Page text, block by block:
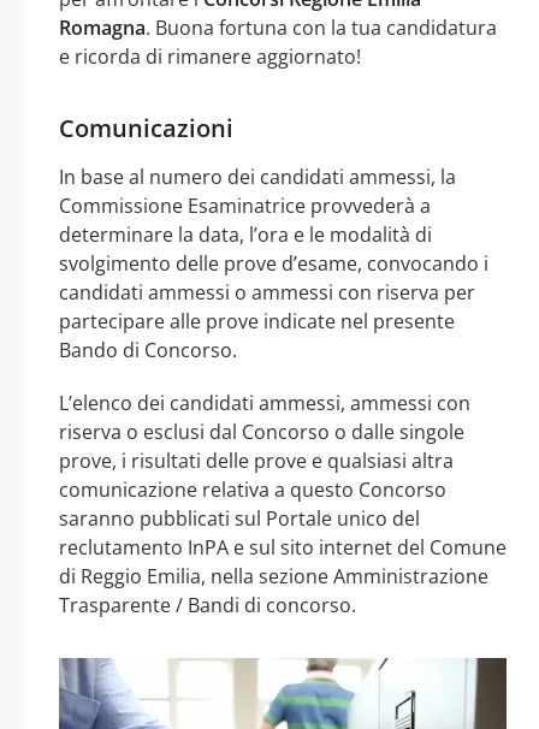
Romagna. Buona fortuna con la tua candidatura
e ricorda di rimanere aggiornato!
Comunicazioni
In base al numero dei candidati ammessi, la
Commissione Esaminatrice provvederà a
determinare la data, l’ora e le modalità di
svolgimento delle prove d’esame, convocando i
candidati ammessi o ammessi con riserva per
partecipare alle prove indicate nel presente
Bando di Concorso.
L’elenco dei candidati ammessi, ammessi con
riserva o esclusi dal Concorso o dalle singole
prove, i risultati delle prove e qualsiasi altra
comunicazione relativa a questo Concorso
saranno pubblicati sul Portale unico del
reclutamento InPA e sul sito internet del Comune
di Reggio Emilia, nella sezione Amministrazione
Trasparente / Bandi di concorso.